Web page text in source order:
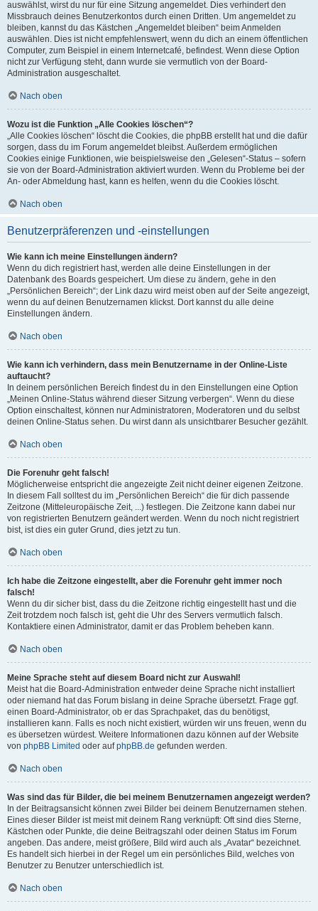
auswählst, wirst du nur für eine Sitzung angemeldet. Dies verhindert den
Missbrauch deines Benutzerkontos durch einen Dritten. Um angemeldet zu
bleiben, kannst du das Kästchen „Angemeldet bleiben“ beim Anmelden
auswählen. Dies ist nicht empfehlenswert, wenn du dich an einem öffentlichen
Computer, zum Beispiel in einem Internetcafé, befindest. Wenn diese Option
nicht zur Verfügung steht, dann wurde sie vermutlich von der Board-
Administration ausgeschaltet.
Nach oben
Wozu ist die Funktion „Alle Cookies löschen“?
„Alle Cookies löschen“ löscht die Cookies, die phpBB erstellt hat und die dafür
sorgen, dass du im Forum angemeldet bleibst. Außerdem ermöglichen
Cookies einige Funktionen, wie beispielsweise den „Gelesen“-Status – sofern
sie von der Board-Administration aktiviert wurden. Wenn du Probleme bei der
An- oder Abmeldung hast, kann es helfen, wenn du die Cookies löscht.
Nach oben
Benutzerpräferenzen und -einstellungen
Wie kann ich meine Einstellungen ändern?
Wenn du dich registriert hast, werden alle deine Einstellungen in der
Datenbank des Boards gespeichert. Um diese zu ändern, gehe in den
„Persönlichen Bereich“; der Link dazu wird meist oben auf der Seite angezeigt,
wenn du auf deinen Benutzernamen klickst. Dort kannst du alle deine
Einstellungen ändern.
Nach oben
Wie kann ich verhindern, dass mein Benutzername in der Online-Liste
auftaucht?
In deinem persönlichen Bereich findest du in den Einstellungen eine Option
„Meinen Online-Status während dieser Sitzung verbergen“. Wenn du diese
Option einschaltest, können nur Administratoren, Moderatoren und du selbst
deinen Online-Status sehen. Du wirst dann als unsichtbarer Besucher gezählt.
Nach oben
Die Forenuhr geht falsch!
Möglicherweise entspricht die angezeigte Zeit nicht deiner eigenen Zeitzone.
In diesem Fall solltest du im „Persönlichen Bereich“ die für dich passende
Zeitzone (Mitteleuropäische Zeit, ...) festlegen. Die Zeitzone kann dabei nur
von registrierten Benutzern geändert werden. Wenn du noch nicht registriert
bist, ist dies ein guter Grund, dies jetzt zu tun.
Nach oben
Ich habe die Zeitzone eingestellt, aber die Forenuhr geht immer noch
falsch!
Wenn du dir sicher bist, dass du die Zeitzone richtig eingestellt hast und die
Zeit trotzdem noch falsch ist, geht die Uhr des Servers vermutlich falsch.
Kontaktiere einen Administrator, damit er das Problem beheben kann.
Nach oben
Meine Sprache steht auf diesem Board nicht zur Auswahl!
Meist hat die Board-Administration entweder deine Sprache nicht installiert
oder niemand hat das Forum bislang in deine Sprache übersetzt. Frage ggf.
einen Board-Administrator, ob er das Sprachpaket, das du benötigst,
installieren kann. Falls es noch nicht existiert, würden wir uns freuen, wenn du
es übersetzen würdest. Weitere Informationen dazu können auf der Website
von phpBB Limited oder aufphpBB.de gefunden werden.
Nach oben
Was sind das für Bilder, die bei meinem Benutzernamen angezeigt werden?
In der Beitragsansicht können zwei Bilder bei deinem Benutzernamen stehen.
Eines dieser Bilder ist meist mit deinem Rang verknüpft: Oft sind dies Sterne,
Kästchen oder Punkte, die deine Beitragszahl oder deinen Status im Forum
angeben. Das andere, meist größere, Bild wird auch als „Avatar“ bezeichnet.
Es handelt sich hierbei in der Regel um ein persönliches Bild, welches von
Benutzer zu Benutzer unterschiedlich ist.
Nach oben